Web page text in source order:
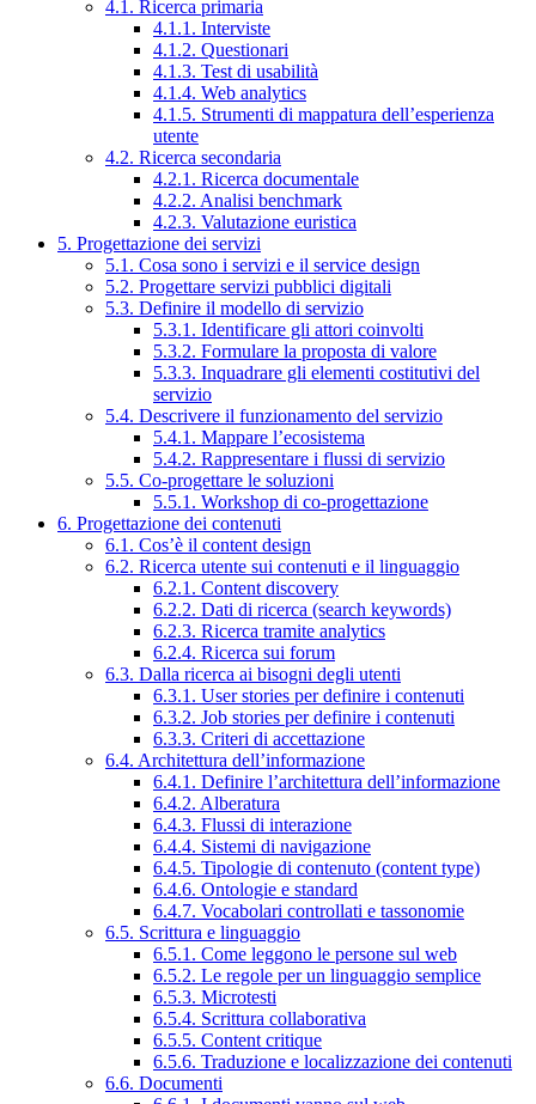
4.1. Ricerca primaria
4.1.1. Interviste
4.1.2. Questionari
4.1.3. Test di usabilità
4.1.4. Web analytics
4.1.5. Strumenti di mappatura dell’esperienza
utente
4.2. Ricerca secondaria
4.2.1. Ricerca documentale
4.2.2. Analisi benchmark
4.2.3. Valutazione euristica
5. Progettazione dei servizi
5.1. Cosa sono i servizi e il service design
5.2. Progettare servizi pubblici digitali
5.3. Definire il modello di servizio
5.3.1. Identificare gli attori coinvolti
5.3.2. Formulare la proposta di valore
5.3.3. Inquadrare gli elementi costitutivi del
servizio
5.4. Descrivere il funzionamento del servizio
5.4.1. Mappare l’ecosistema
5.4.2. Rappresentare i flussi di servizio
5.5. Co-progettare le soluzioni
5.5.1. Workshop di co-progettazione
6. Progettazione dei contenuti
6.1. Cos’è il content design
6.2. Ricerca utente sui contenuti e il linguaggio
6.2.1. Content discovery
6.2.2. Dati di ricerca (search keywords)
6.2.3. Ricerca tramite analytics
6.2.4. Ricerca sui forum
6.3. Dalla ricerca ai bisogni degli utenti
6.3.1. User stories per definire i contenuti
6.3.2. Job stories per definire i contenuti
6.3.3. Criteri di accettazione
6.4. Architettura dell’informazione
6.4.1. Definire l’architettura dell’informazione
6.4.2. Alberatura
6.4.3. Flussi di interazione
6.4.4. Sistemi di navigazione
6.4.5. Tipologie di contenuto (content type)
6.4.6. Ontologie e standard
6.4.7. Vocabolari controllati e tassonomie
6.5. Scrittura e linguaggio
6.5.1. Come leggono le persone sul web
6.5.2. Le regole per un linguaggio semplice
6.5.3. Microtesti
6.5.4. Scrittura collaborativa
6.5.5. Content critique
6.5.6. Traduzione e localizzazione dei contenuti
6.6. Documenti